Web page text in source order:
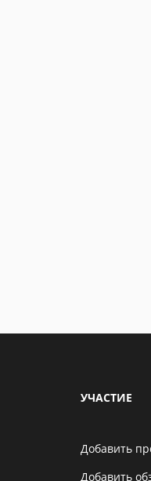
УЧАСТИЕ
Добавить
Добавить